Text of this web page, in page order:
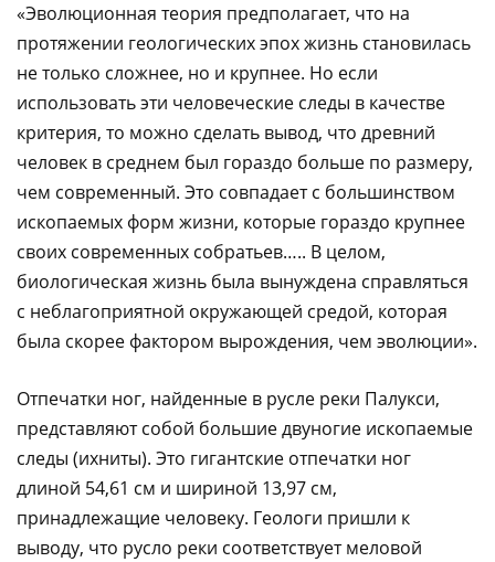
«Эволюционная теория предполагает, что на
протяжении геологических эпох жизнь становилась
не только сложнее, но и крупнее. Но если
использовать эти человеческие следы в качестве
критерия, то можно сделать вывод, что древний
человек в среднем был гораздо больше по размеру,
чем современный. Это совпадает с большинством
ископаемых форм жизни, которые гораздо крупнее
своих современных собратьев….. В целом,
биологическая жизнь была вынуждена справляться
с неблагоприятной окружающей средой, которая
была скорее фактором вырождения, чем эволюции».
Отпечатки ног, найденные в русле реки Палукси,
представляют собой большие двуногие ископаемые
следы (ихниты). Это гигантские отпечатки ног
длиной 54,61 см и шириной 13,97 см,
принадлежащие человеку. Геологи пришли к
выводу, что русло реки соответствует меловой